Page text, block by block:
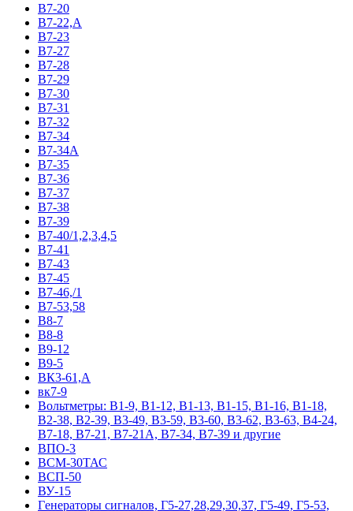
В7-20
В7-22,А
В7-23
В7-27
В7-28
В7-29
В7-30
В7-31
В7-32
В7-34
В7-34А
В7-35
В7-36
В7-37
В7-38
В7-39
В7-40/1,2,3,4,5
В7-41
В7-43
В7-45
В7-46,/1
В7-53,58
В8-7
В8-8
В9-12
В9-5
ВК3-61,А
вк7-9
Вольтметры: В1-9, В1-12, В1-13, В1-15, В1-16, В1-18,
В2-38, В2-39, В3-49, В3-59, В3-60, В3-62, В3-63, В4-24,
В7-18, В7-21, В7-21А, В7-34, В7-39 и другие
ВПО-3
ВСМ-30ТАС
ВСП-50
ВУ-15
Гeнepaтopы cигнaлoв, Г5-27,28,29,30,37, Г5-49, Г5-53,